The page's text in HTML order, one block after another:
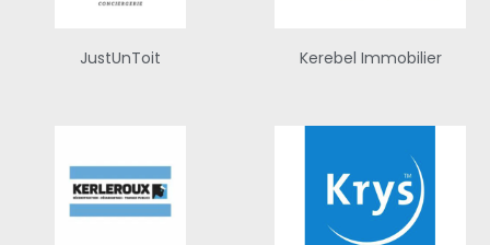
JustUnToit Kerebel Immobilier